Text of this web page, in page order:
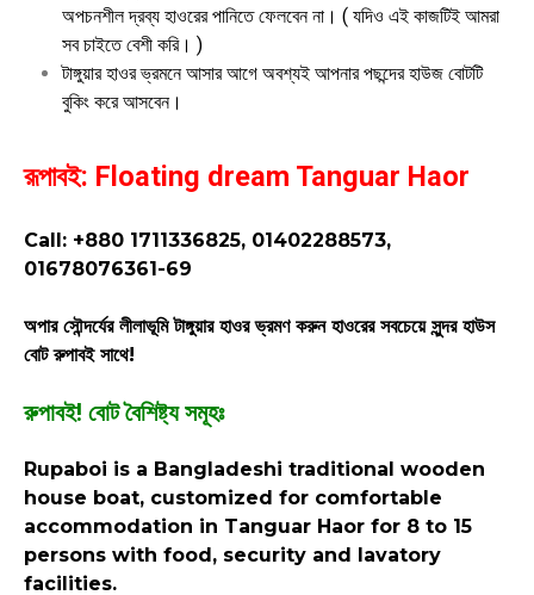
অপচনশীল দ্রব্য হাওরের পানিতে ফেলবেন না। ( যদিও এই কাজটিই আমরা
সব চাইতে বেশী করি। )
টাঙ্গুয়ার হাওর ভ্রমনে আসার আগে অবশ্যই আপনার পছন্দের হাউজ বোটটি
বুকিং করে আসবেন।
রূপাবই: Floating dream Tanguar Haor
Call: +880 1711336825, 01402288573,
01678076361-69
অপার সৌন্দর্যের লীলাভূমি টাঙ্গুয়ার হাওর ভ্রমণ করুন হাওরের সবচেয়ে সুন্দর হাউস
বোট রুপাবই সাথে!
রুপাবই! বোট বৈশিষ্ট্য সমূহঃ
Rupaboi is a Bangladeshi traditional wooden
house boat, customized for comfortable
accommodation in Tanguar Haor for 8 to 15
persons with food, security and lavatory
facilities.